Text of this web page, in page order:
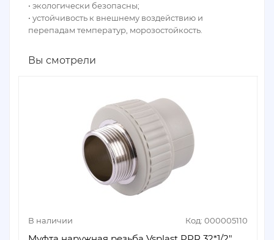
• экологически безопасны;
• устойчивость к внешнему воздействию и
перепадам температур, морозостойкость.
Вы смотрели
В наличии Код: 000005110